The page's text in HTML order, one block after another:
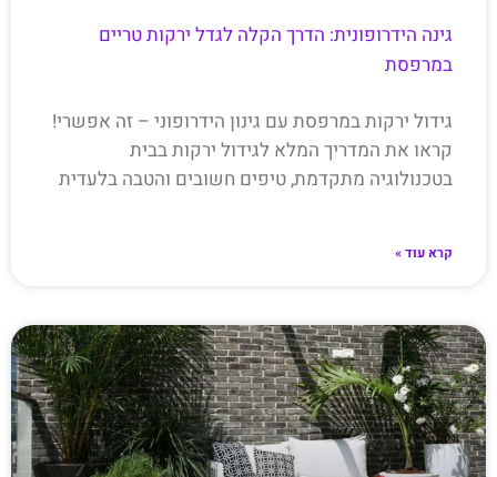
גינה הידרופונית: הדרך הקלה לגדל ירקות טריים
במרפסת
גידול ירקות במרפסת עם גינון הידרופוני – זה אפשרי!
קראו את המדריך המלא לגידול ירקות בבית
בטכנולוגיה מתקדמת, טיפים חשובים והטבה בלעדית
קרא עוד »